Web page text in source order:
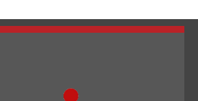
تبديل اللغة
Français